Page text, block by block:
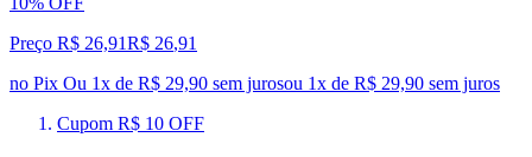
Preço R$ 26,91R$ 26,91
no Pix Ou 1x de R$ 29,90 sem jurosou 1x de R$ 29,90 sem juros
Cupom R$ 10 OFF